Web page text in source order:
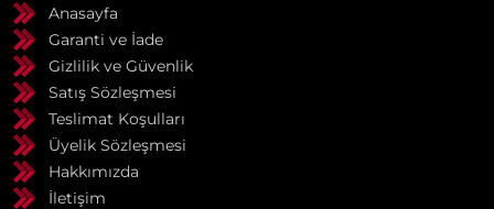
Anasayfa
Garanti ve İade
Gizlilik ve Güvenlik
Satış Sözleşmesi
Teslimat Koşulları
Üyelik Sözleşmesi
Hakkımızda
İletişim